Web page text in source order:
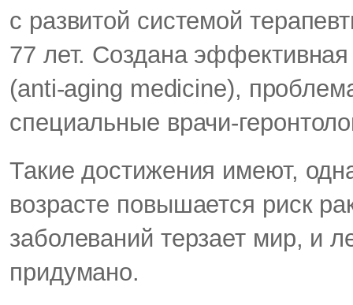
с развитой системой
77 лет. Создана
(anti-aging medicine),
специальные врачи-
Такие достижения имеют,
возрасте повышается риск
заболеваний терзает мир, и
придумано.